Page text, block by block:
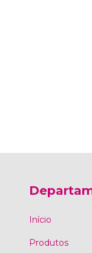
Início
Produtos